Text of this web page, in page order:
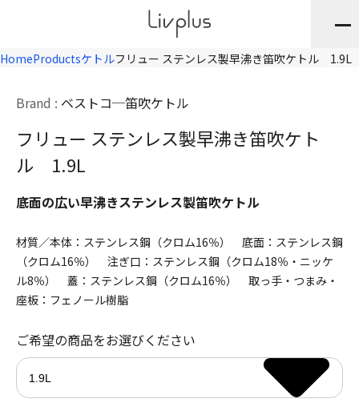
HomeProductsケトルフリュー ステンレス製早沸き笛吹ケトル 1.9L
Brand : ベストコ 笛吹ケトル
フリュー ステンレス製早沸き笛吹ケト
ル 1.9L
底面の広い早沸きステンレス製笛吹ケトル
材質／本体：ステンレス鋼（クロム16％） 底面：ステンレス鋼
（クロム16％） 注ぎ口：ステンレス鋼（クロム18％・ニッケ
ル8％） 蓋：ステンレス鋼（クロム16％） 取っ手・つまみ・
座板：フェノール樹脂
ご希望の商品をお選びください